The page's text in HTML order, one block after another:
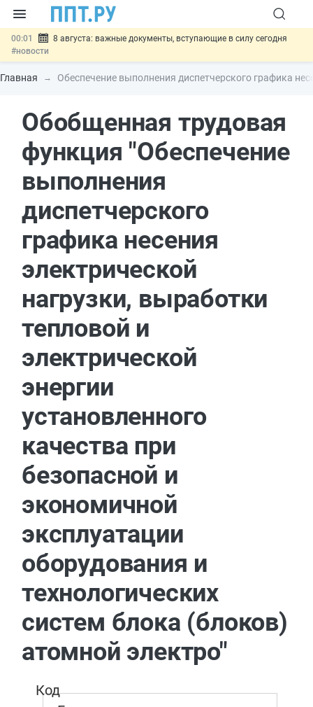
00:01
8 августа: важные документы, вступающие в силу сегодня
#новости
07.08 Подписан закон о блокировке продажи опасных товаров через
«Честный знак»#новости
07.08
Госпошлину за устранение ошибок в документах предлагают
отменить#новости
07.08
Разработают единые критерии трудовых и ГПХ-
отношений#новости
Главная Обеспечение выполнения диспетчерского графика
Обобщенная трудовая
функция "Обеспечение
выполнения
диспетчерского
графика несения
электрической
нагрузки, выработки
тепловой и
электрической
энергии
установленного
качества при
безопасной и
экономичной
эксплуатации
оборудования и
технологических
систем блока (блоков)
атомной электро"
Код